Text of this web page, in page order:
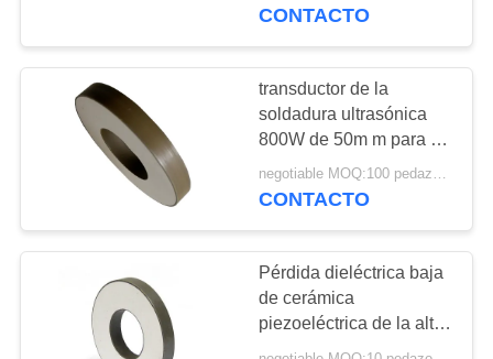
CONTROL
DE
CALIDAD
ÉNTRENOS
EN
CONTACTO
transductor de la
limpieza ultrasónica
28
soldadora
CONTACTO
transductor de la
soldadura ultrasónica
800W de 50m m para la
máscara/la perforadora
negotiable MOQ:100 pedazos/pedazos
CONTACTO
Pérdida dieléctrica baja
de cerámica
piezoeléctrica de la alta
precisión del anillo de